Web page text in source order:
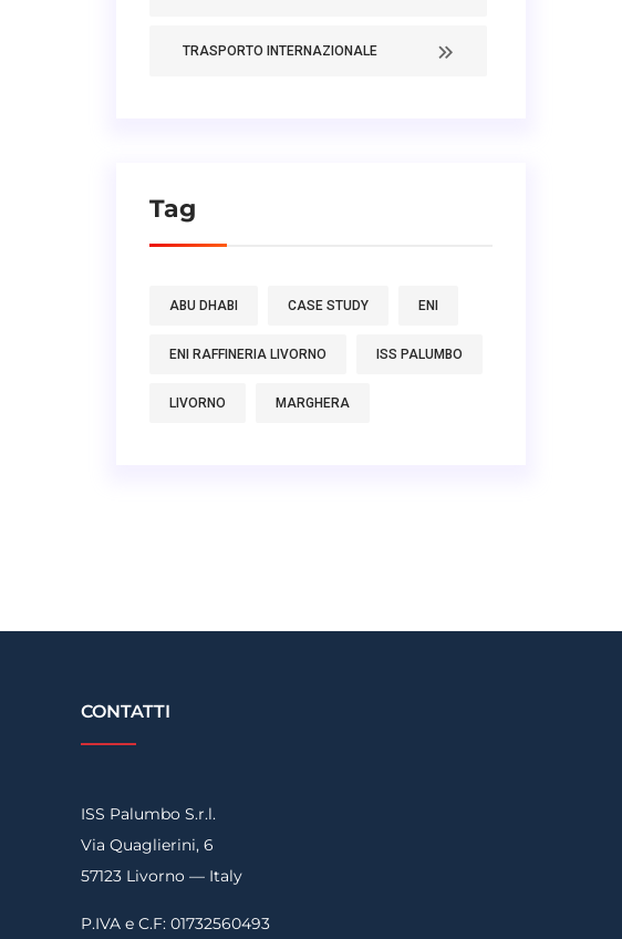
TRASPORTO INTERNAZIONALE
Tag
ABU DHABI CASE STUDY ENI
ENI RAFFINERIA LIVORNO ISS PALUMBO
LIVORNO MARGHERA
CONTATTI
ISS Palumbo S.r.l.
Via Quaglierini, 6
57123 Livorno — Italy
P.IVA e C.F: 01732560493